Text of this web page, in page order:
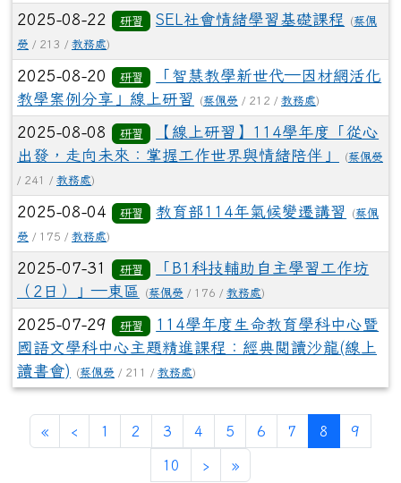
2025-08-22 研習 SEL社會情緒學習基礎課程 (蔡佩
熒 / 213 / 教務處)
2025-08-20 研習
「智慧教學新世代—因材網活化
教學案例分享」線上研習
(蔡佩熒 / 212 / 教務處)
2025-08-08 研習
【線上研習】114學年度「從心
出發，走向未來：掌握工作世界與情緒陪伴」
(蔡佩熒
/ 241 / 教務處)
2025-08-04 研習 教育部114年氣候變遷講習 (蔡佩
熒 / 175 / 教務處)
2025-07-31 研習
「B1科技輔助自主學習工作坊
（2日）」—東區
(蔡佩熒 / 176 / 教務處)
2025-07-29 研習
114學年度生命教育學科中心暨
國語文學科中心主題精進課程：經典閱讀沙龍(線上
讀書會)
(蔡佩熒 / 211 / 教務處)
«第一頁
‹ 上一頁
1 2 3 4 5 6 7 8 (目前頁次)
9
10 ›下一頁
»最後頁